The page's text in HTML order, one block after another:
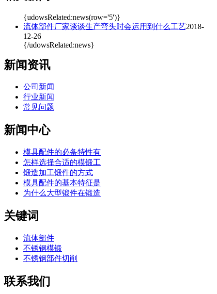
{udowsRelated:news(row='5')}
流体部件厂家谈谈生产弯头时会运用到什么工艺2018-
12-26
{/udowsRelated:news}
新闻资讯
公司新闻
行业新闻
常见问题
新闻中心
模具配件的必备特性有
怎样选择合适的模锻工
锻造加工锻件的方式
模具配件的基本特征是
为什么大型锻件在锻造
关键词
流体部件
不锈钢模锻
不锈钢部件切削
联系我们